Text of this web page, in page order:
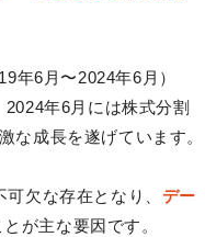
年6月〜2024年6月）
2024年6月には株式分割
な成長を遂げています。
欠な存在となり、 デー
とが主な要因です。